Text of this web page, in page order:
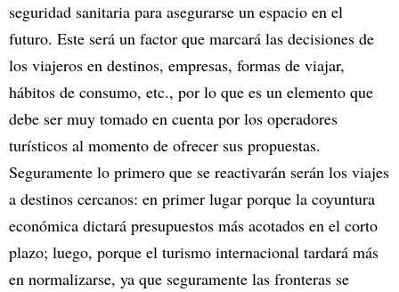
seguridad sanitaria para asegurarse un espacio en el
futuro. Este será un factor que marcará las decisiones de
los viajeros en destinos, empresas, formas de viajar,
hábitos de consumo, etc., por lo que es un elemento que
debe ser muy tomado en cuenta por los operadores
turísticos al momento de ofrecer sus propuestas.
Seguramente lo primero que se reactivarán serán los viajes
a destinos cercanos: en primer lugar porque la coyuntura
económica dictará presupuestos más acotados en el corto
plazo; luego, porque el turismo internacional tardará más
en normalizarse, ya que seguramente las fronteras se